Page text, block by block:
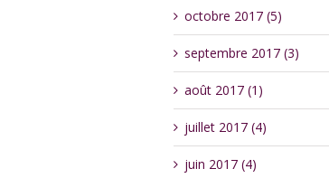
octobre 2017 (5)
septembre 2017 (3)
août 2017 (1)
juillet 2017 (4)
juin 2017 (4)